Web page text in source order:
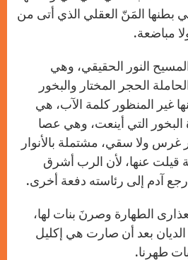
المَنّ العقلي الذي أتى من
مباضعة.
النور الحقيقي، وهي
الحجر المختار والبخور
غير المنظور كلمة الآب، هي
التي أينعت، وهي عصا
غرس ولا سقي، مشتملة بالأنوار
قيلت عنها، لأن الرب أشرق
رجع آدم إلى رئاسته دفعة أخرى.
الطهارة وصرنَ بنات لها،
الديان بعد أن صارت هي إكليل
طهرنا.